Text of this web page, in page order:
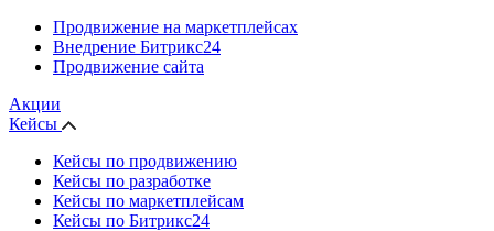
Продвижение на маркетплейсах
Внедрение Битрикс24
Продвижение сайта
Акции
Кейсы
Кейсы по продвижению
Кейсы по разработке
Кейсы по маркетплейсам
Кейсы по Битрикс24